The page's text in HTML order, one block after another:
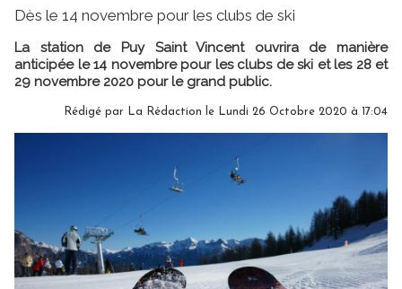
Dès le 14 novembre pour les clubs de ski
La station de Puy Saint Vincent ouvrira de manière
anticipée le 14 novembre pour les clubs de ski et les 28 et
29 novembre 2020 pour le grand public.
Rédigé par La Rédaction le Lundi 26 Octobre 2020 à 17:04